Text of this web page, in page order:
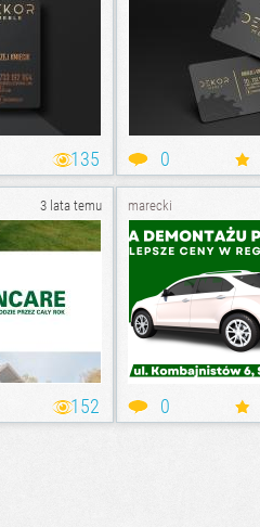
135 0
3 lata temu
152
marecki
0